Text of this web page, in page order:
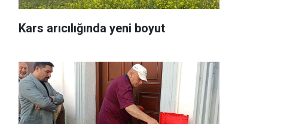
Kars arıcılığında yeni boyut